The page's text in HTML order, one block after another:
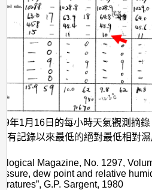
年1月16日的每小時天氣觀測摘錄
有記錄以來最低的絕對最低相對濕
Magazine, No. 1297,
dew point and relative
G.P. Sargent, 1980